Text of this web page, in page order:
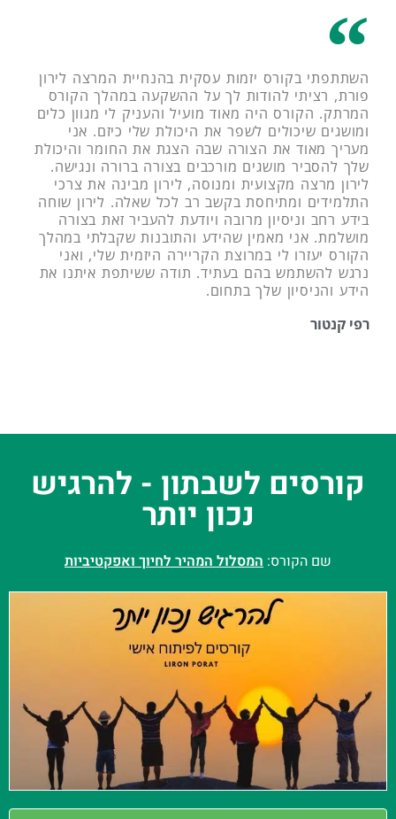
השתתפתי בקורס יזמות עסקית בהנחיית המרצה לירון
פורת, רציתי להודות לך על ההשקעה במהלך הקורס
המרתק. הקורס היה מאוד מועיל והעניק לי מגוון כלים
ומושגים שיכולים לשפר את היכולת שלי כיזם. אני
מעריך מאוד את הצורה שבה הצגת את החומר והיכולת
שלך להסביר מושגים מורכבים בצורה ברורה ונגישה.
לירון מרצה מקצועית ומנוסה, לירון מבינה את צרכי
התלמידים ומתיחסת בקשב רב לכל שאלה. לירון שוחה
בידע רחב וניסיון מרובה ויודעת להעביר זאת בצורה
מושלמת. אני מאמין שהידע והתובנות שקבלתי במהלך
הקורס יעזרו לי במרוצת הקריירה היזמית שלי, ואני
נרגש להשתמש בהם בעתיד. תודה ששיתפת איתנו את
הידע והניסיון שלך בתחום.
רפי קנטור
קורסים לשבתון - להרגיש
נכון יותר
שם הקורס: המסלול המהיר לחיוך ואפקטיביות